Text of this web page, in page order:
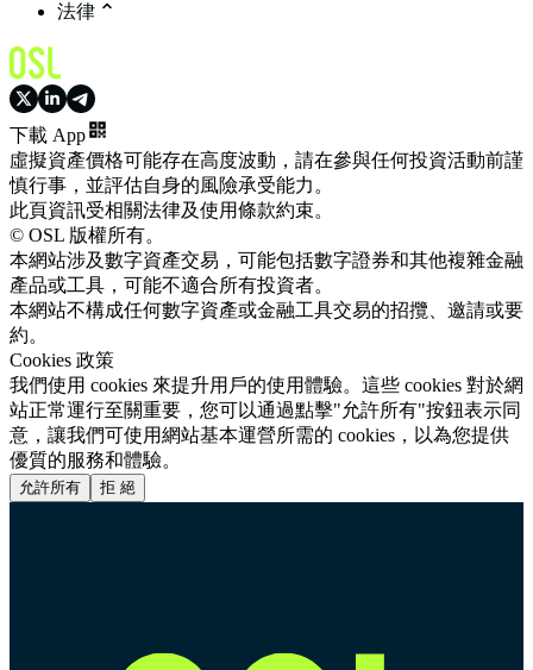
法律
下載 App
虛擬資產價格可能存在高度波動，請在參與任何投資活動前謹
慎行事，並評估自身的風險承受能力。
此頁資訊受相關法律及使用條款約束。
© OSL 版權所有。
本網站涉及數字資產交易，可能包括數字證券和其他複雜金融
產品或工具，可能不適合所有投資者。
本網站不構成任何數字資產或金融工具交易的招攬、邀請或要
約。
Cookies 政策
我們使用 cookies 來提升用戶的使用體驗。這些 cookies 對於網
站正常運行至關重要，您可以通過點擊"允許所有"按鈕表示同
意，讓我們可使用網站基本運營所需的 cookies，以為您提供
優質的服務和體驗。
允許所有 拒 絕